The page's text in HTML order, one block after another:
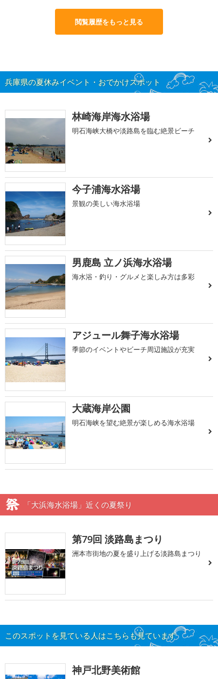
閲覧履歴をもっと見る
兵庫県の夏休みイベント・おでかけスポット
林崎海岸海水浴場
明石海峡大橋や淡路島を臨む絶景ビーチ
今子浦海水浴場
景観の美しい海水浴場
男鹿島 立ノ浜海水浴場
海水浴・釣り・グルメと楽しみ方は多彩
アジュール舞子海水浴場
季節のイベントやビーチ周辺施設が充実
大蔵海岸公園
明石海峡を望む絶景が楽しめる海水浴場
「大浜海水浴場」近くの夏祭り
第79回 淡路島まつり
洲本市街地の夏を盛り上げる淡路島まつり
このスポットを見ている人はこちらも見ています
神戸北野美術館